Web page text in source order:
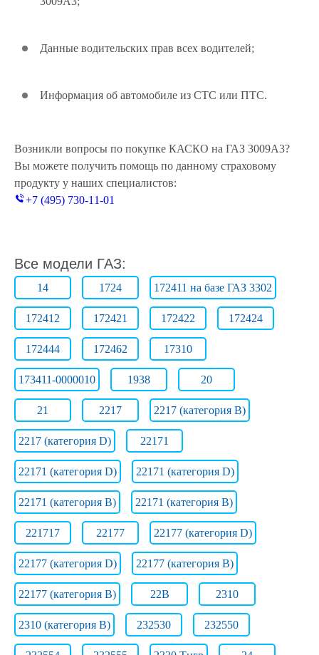
Данные водительских прав всех водителей;
Информация об автомобиле из СТС или ПТС.
Возникли вопросы по покупке КАСКО на ГАЗ 3009A3?
Вы можете получить помощь по данному страховому
продукту у наших специалистов:
+7 (495) 730-11-01
Все модели ГАЗ:
14 1724 172411 на базе ГАЗ 3302
172412 172421 172422 172424
172444 172462 17310
173411-0000010 1938 20
21 2217 2217 (категория B)
2217 (категория D) 22171
22171 (категория D) 22171 (категория D)
22171 (категория В) 22171 (категория В)
221717 22177 22177 (категория D)
22177 (категория D) 22177 (категория В)
22177 (категория В) 22B 2310
2310 (категория B) 232530 232550